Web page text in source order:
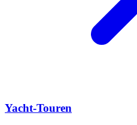
Yacht-Touren